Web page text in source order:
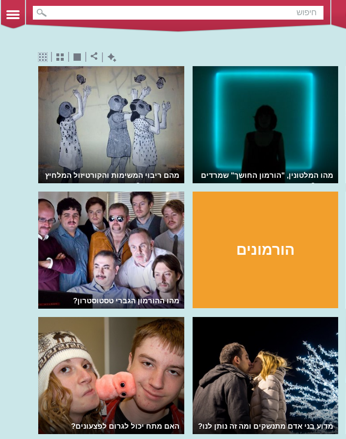
מהם ריבוי המשימות והקורטיזול המלחיץ
שהוא מייצר?
מהו המלטונין, "הורמון החושך" שמרדים
אותנו?
מהו ההורמון הגברי טסטוסטרון?
הורמונים
האם מתח יכול לגרום לפצעונים? מדוע בני אדם מתנשקים ומה זה נותן לנו?